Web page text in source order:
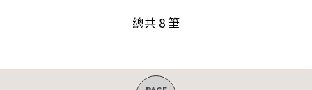
總共 8 筆